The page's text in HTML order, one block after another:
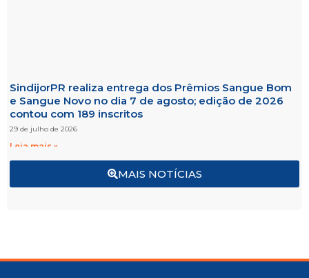
MAIS NOTÍCIAS
SindijorPR realiza entrega dos Prêmios Sangue Bom
e Sangue Novo no dia 7 de agosto; edição de 2026
contou com 189 inscritos
29 de julho de 2026
Leia mais »